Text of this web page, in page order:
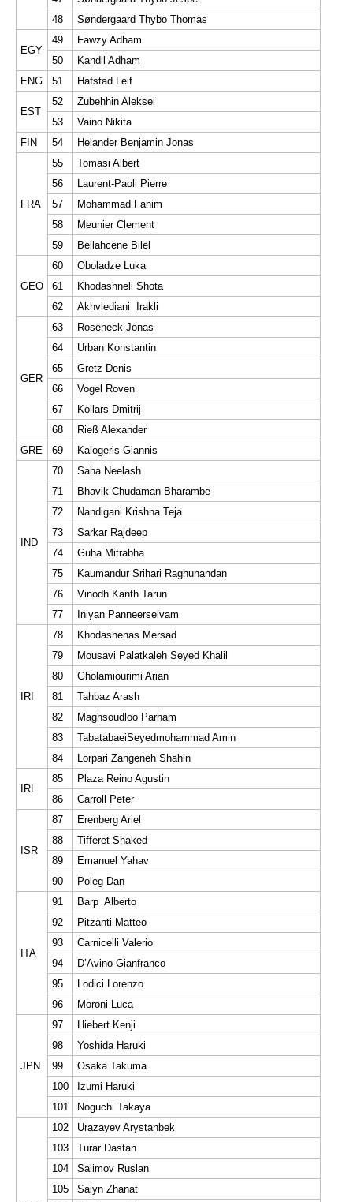
48
Søndergaard Thybo Thomas
EGY
49
Fawzy Adham
50
Kandil Adham
ENG
51 Hafstad Leif
EST
52
Zubehhin Aleksei
53
Vaino Nikita
FIN
54 Helander Benjamin Jonas
FRA
55
Tomasi Albert
56
Laurent-Paoli Pierre
57
Mohammad Fahim
58
Meunier Clement
59
Bellahcene Bilel
GEO
60
Oboladze Luka
61
Khodashneli Shota
62
Akhvlediani Irakli
GER
63
Roseneck Jonas
64
Urban Konstantin
65
Gretz Denis
66
Vogel Roven
67
Kollars Dmitrij
68
Rieß Alexander
GRE
69 Kalogeris Giannis
IND
70
Saha Neelash
71
Bhavik Chudaman Bharambe
72
Nandigani Krishna Teja
73
Sarkar Rajdeep
74
Guha Mitrabha
75
Kaumandur Srihari Raghunandan
76
Vinodh Kanth Tarun
77
Iniyan Panneerselvam
IRI
78
Khodashenas Mersad
79
Mousavi Palatkaleh Seyed Khalil
80
Gholamiourimi Arian
81
Tahbaz Arash
82
Maghsoudloo Parham
83
TabatabaeiSeyedmohammad Amin
84
Lorpari Zangeneh Shahin
IRL
85
Plaza Reino Agustin
86
Carroll Peter
ISR
87
Erenberg Ariel
88
Tifferet Shaked
89
Emanuel Yahav
90
Poleg Dan
ITA
91
Barp Alberto
92
Pitzanti Matteo
93
Carnicelli Valerio
94
D’Avino Gianfranco
95
Lodici Lorenzo
96
Moroni Luca
JPN
97
Hiebert Kenji
98
Yoshida Haruki
99
Osaka Takuma
100
Izumi Haruki
101
Noguchi Takaya
102
Urazayev Arystanbek
103
Turar Dastan
104
Salimov Ruslan
105
Saiyn Zhanat